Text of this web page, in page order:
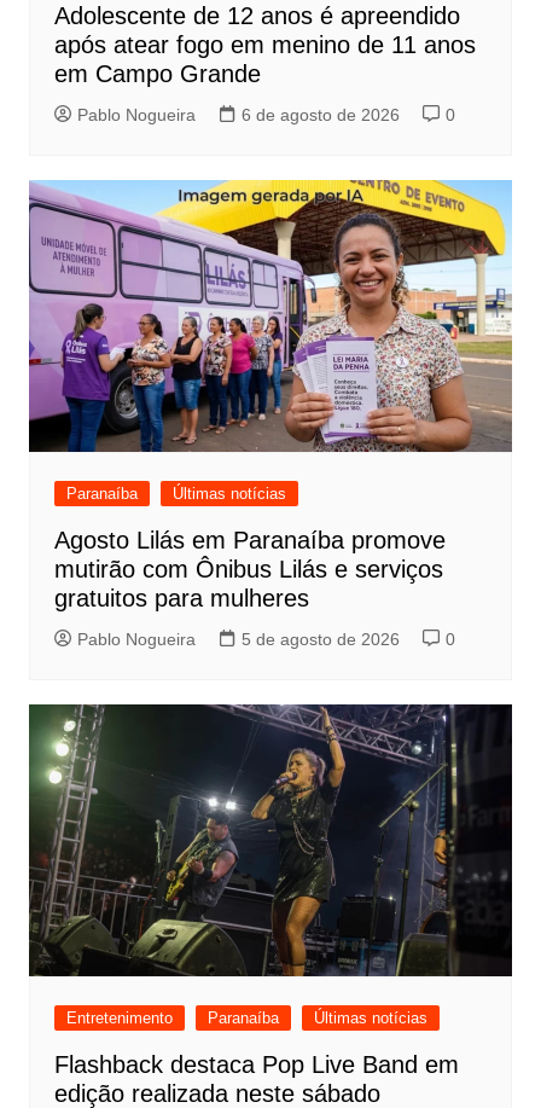
Adolescente de 12 anos é apreendido
após atear fogo em menino de 11 anos
em Campo Grande
Pablo Nogueira 6 de agosto de 2026 0
Paranaíba Últimas notícias
Agosto Lilás em Paranaíba promove
mutirão com Ônibus Lilás e serviços
gratuitos para mulheres
Pablo Nogueira 5 de agosto de 2026 0
Entretenimento Paranaíba Últimas notícias
Flashback destaca Pop Live Band em
edição realizada neste sábado